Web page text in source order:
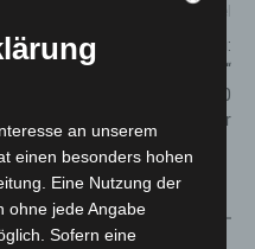
Ausstellungserfolg:
„Love You for Infinity“
begeistert mehr als 80.000
Besucherinnen und Besucher
Autor
an unserem
einen besonders hohen
Eine Nutzung der
ohne jede Angabe
Sofern eine